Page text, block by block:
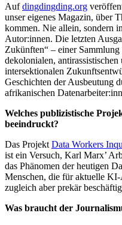
Aufdingdingding.org
unser eigenes Magazin, über
kommen. Nie allein, sondern
Autor:innen. Die letzten
Zukünften“ – einer
dekolonialen,
intersektionalen
Geschichten der Ausbeutung
afrikanischen
Welches publizistische
beeindruckt?
Das Projekt Data Workers
ist ein Versuch, Karl Marx’
das Phänomen der heutigen
Menschen, die für aktuelle
zugleich aber prekär
Was braucht der